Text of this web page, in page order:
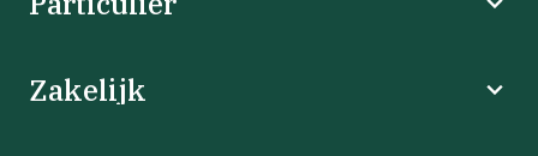
Zakelijk